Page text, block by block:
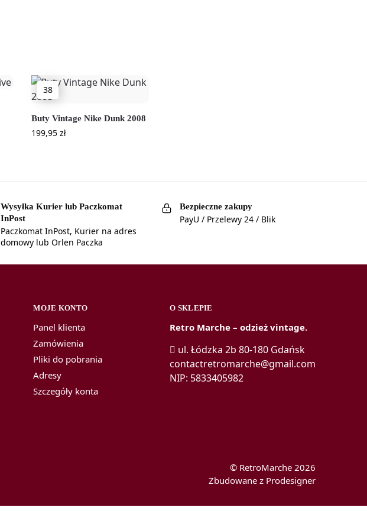
38
Buty Vintage Nike Dunk 2008
199,95 zł
Wysyłka Kurier lub Paczkomat
InPost
Paczkomat InPost, Kurier na adres
domowy lub Orlen Paczka
Bezpieczne zakupy
PayU / Przelewy 24 / Blik
MOJE KONTO
Panel klienta
Zamówienia
Pliki do pobrania
Adresy
Szczegóły konta
O SKLEPIE
Retro Marche – odzież vintage.
ul. Łódzka 2b 80-180 Gdańsk
contactretromarche@gmail.com
NIP: 5833405982
© RetroMarche 2026
Zbudowane z Prodesigner